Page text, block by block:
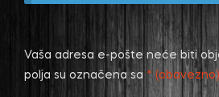
Vaša adresa e-pošte neće biti
polja su označena sa * (obavezno)